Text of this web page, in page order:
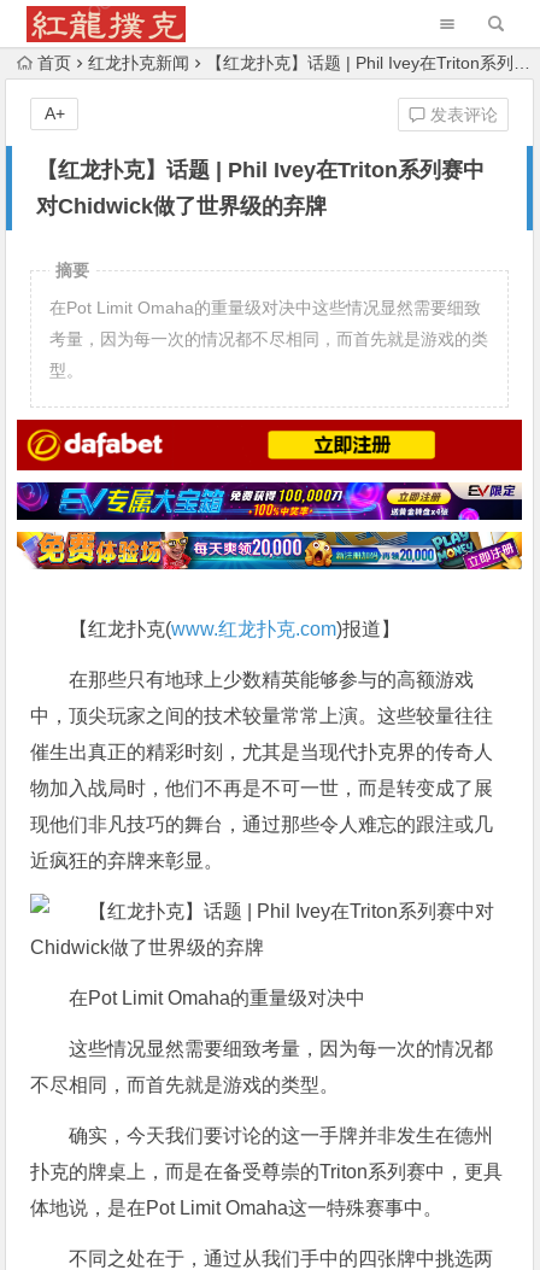
首页 红龙扑克新闻 【红龙扑克】话题 | Phil Ivey在Triton系列赛中对Chidwick做了世界级的弃牌
【红龙扑克】话题 | Phil Ivey在Triton系列赛中
对Chidwick做了世界级的弃牌
发表评论
A+
摘要
在Pot Limit Omaha的重量级对决中这些情况显然需要细致
考量，因为每一次的情况都不尽相同，而首先就是游戏的类
型。
【红龙扑克(www.红龙扑克.com)报道】
在那些只有地球上少数精英能够参与的高额游戏
中，顶尖玩家之间的技术较量常常上演。这些较量往往
催生出真正的精彩时刻，尤其是当现代扑克界的传奇人
物加入战局时，他们不再是不可一世，而是转变成了展
现他们非凡技巧的舞台，通过那些令人难忘的跟注或几
近疯狂的弃牌来彰显。
在Pot Limit Omaha的重量级对决中
这些情况显然需要细致考量，因为每一次的情况都
不尽相同，而首先就是游戏的类型。
确实，今天我们要讨论的这一手牌并非发生在德州
扑克的牌桌上，而是在备受尊崇的Triton系列赛中，更具
体地说，是在Pot Limit Omaha这一特殊赛事中。
不同之处在于，通过从我们手中的四张牌中挑选两